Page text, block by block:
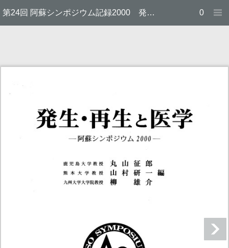
第24回 阿蘇シンポジウム記録2000 発生 ・ 再生と医学 0